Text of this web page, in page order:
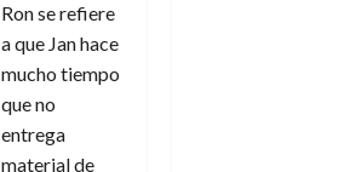
Ron se refiere
a que Jan hace
mucho tiempo
que no
entrega
material de